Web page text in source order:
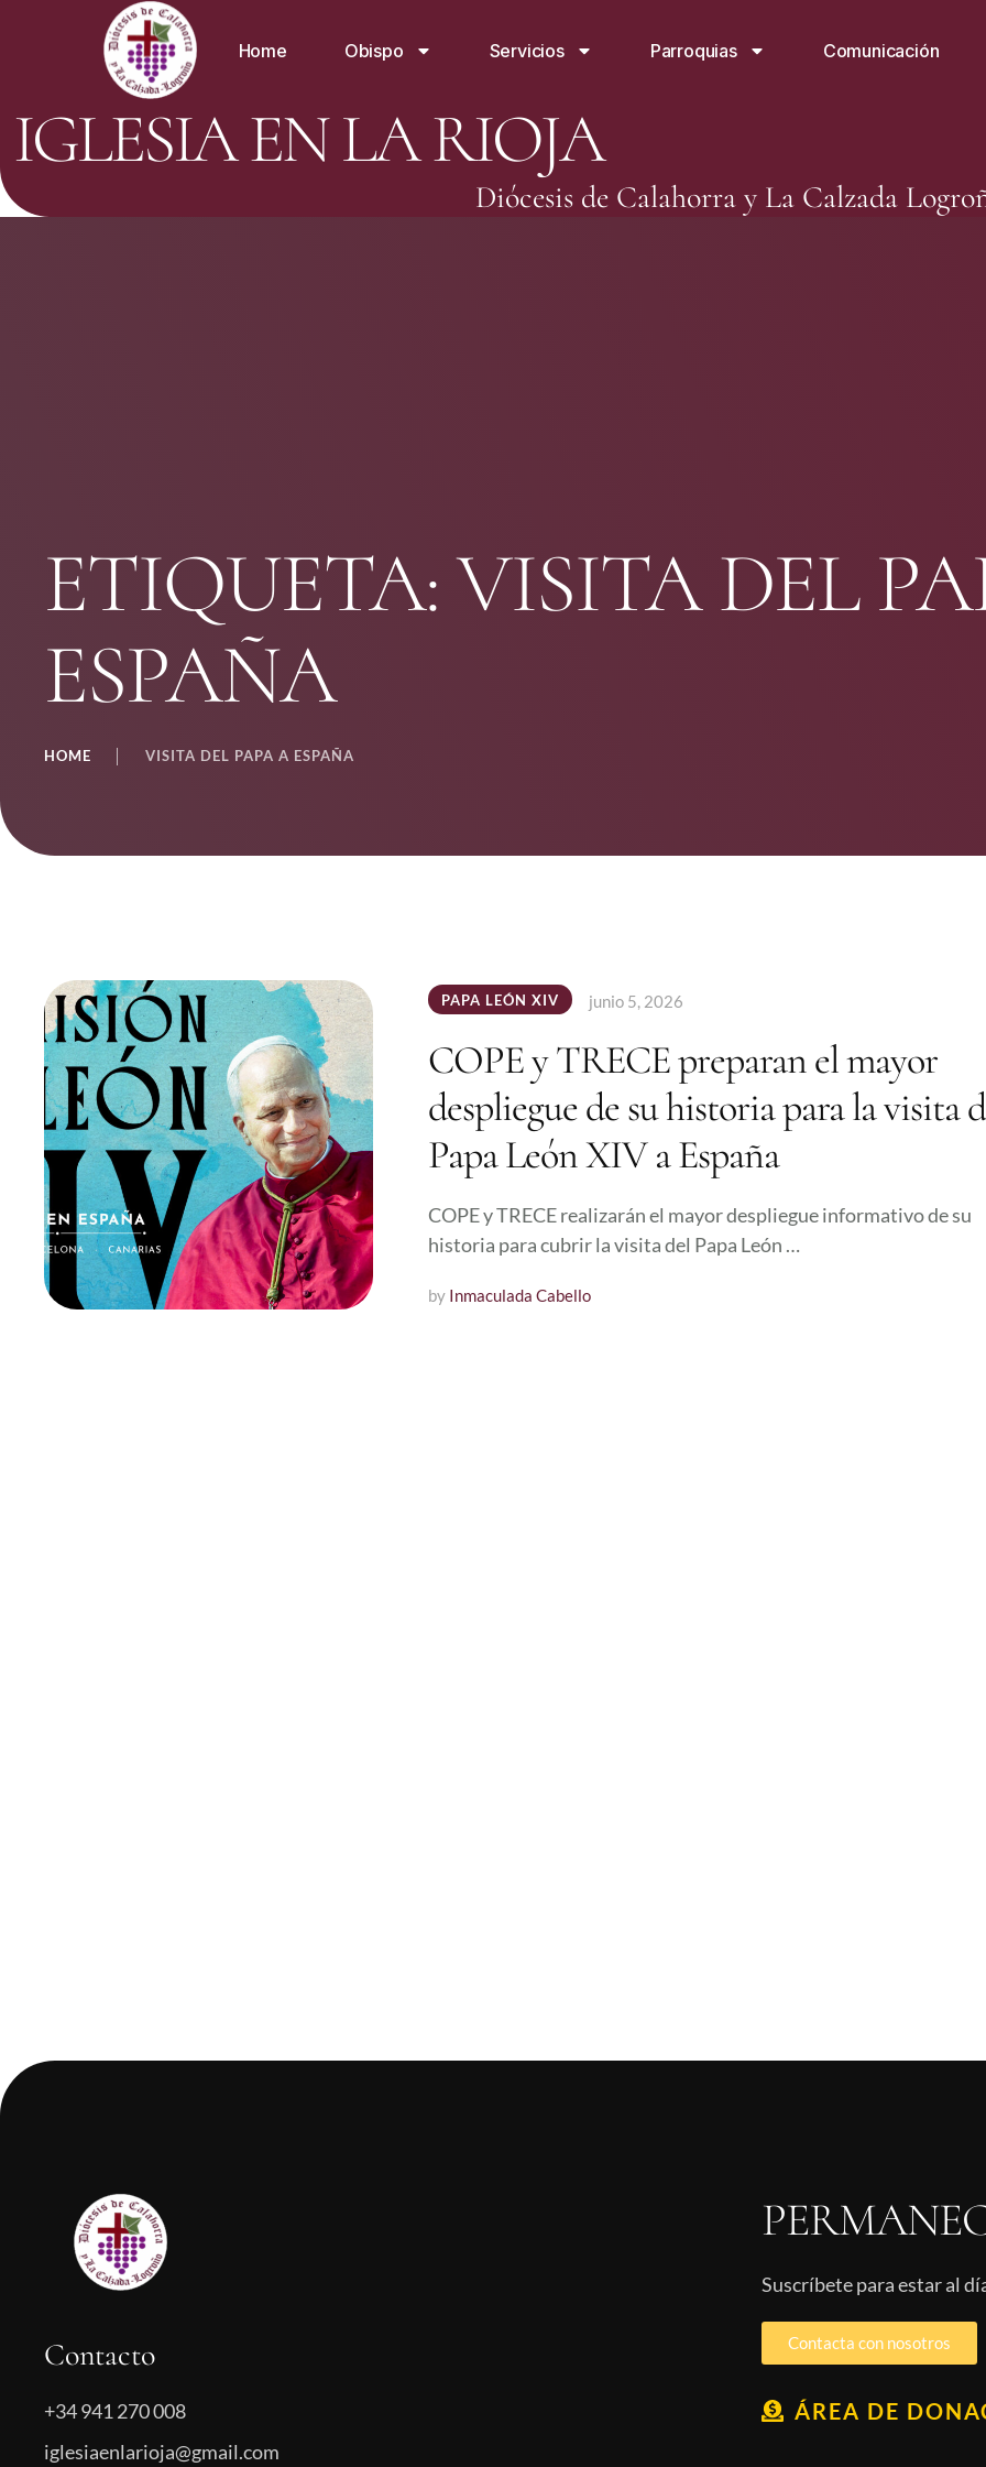
Home Obispo Servicios Parroquias Comunicación
IGLESIA EN LA RIOJA
Diócesis de Calahorra y La Calzada
ETIQUETA:VISITA DEL
ESPAÑA
HOME VISITA DEL PAPA A ESPAÑA
PAPA LEÓN XIV junio 5, 2026
COPE y TRECE preparan el mayor
despliegue de su historia para la visita
Papa León XIV a España
COPE y TRECE realizarán el mayor despliegue informativo de su
historia para cubrir la visita del Papa León …
by Inmaculada Cabello
Contacto
+34 941 270 008
iglesiaenlarioja@gmail.com
Suscríbete para estar al
Contacta con nosotros
ÁREA DE